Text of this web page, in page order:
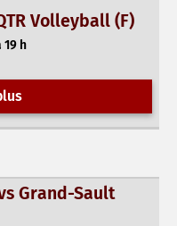
Volleyball (F)
19 h
Grand-Sault